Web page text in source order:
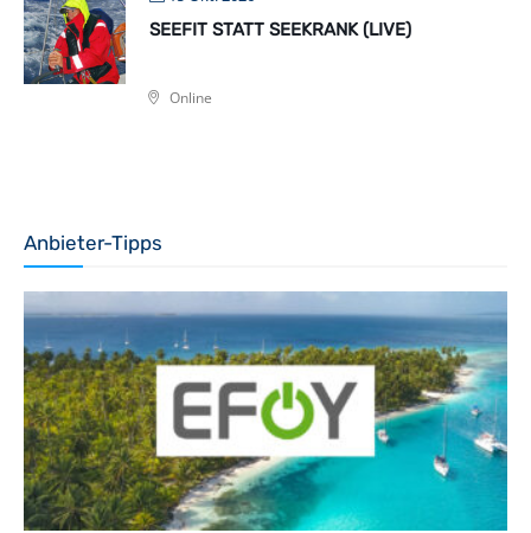
SEEFIT STATT SEEKRANK (LIVE)
Online
Anbieter-Tipps